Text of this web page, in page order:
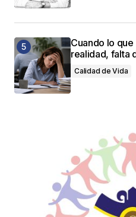
Cuando lo
realidad, falta
Calidad de Vida